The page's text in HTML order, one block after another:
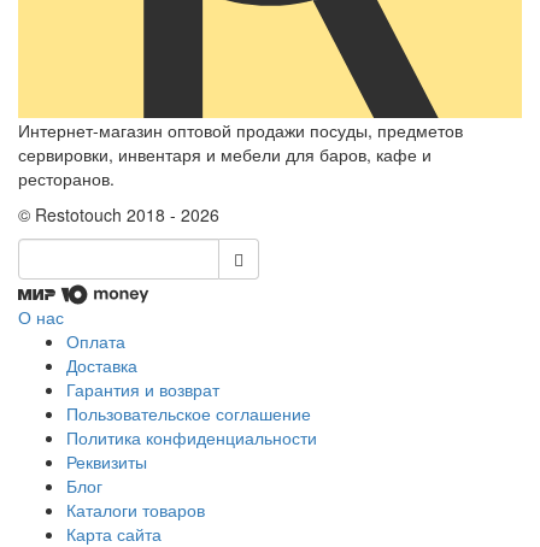
Интернет-магазин оптовой продажи посуды, предметов
сервировки, инвентаря и мебели для баров, кафе и
ресторанов.
© Restotouch 2018 - 2026
О нас
Оплата
Доставка
Гарантия и возврат
Пользовательское соглашение
Политика конфиденциальности
Реквизиты
Блог
Каталоги товаров
Карта сайта